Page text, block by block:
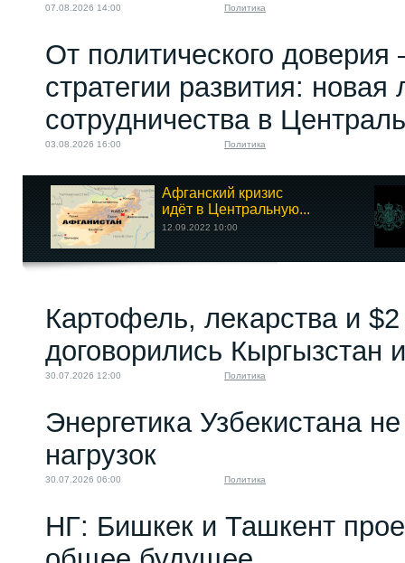
07.08.2026 14:00 Политика
От политического
стратегии развития: новая
сотрудничества в
03.08.2026 16:00 Политика
Афганский кризис
идёт в Центральную...
12.09.2022 10:00
Картофель, лекарства и
договорились Кыргызстан
30.07.2026 12:00 Политика
Энергетика Узбекистана
нагрузок
30.07.2026 06:00 Политика
НГ: Бишкек и Ташкент